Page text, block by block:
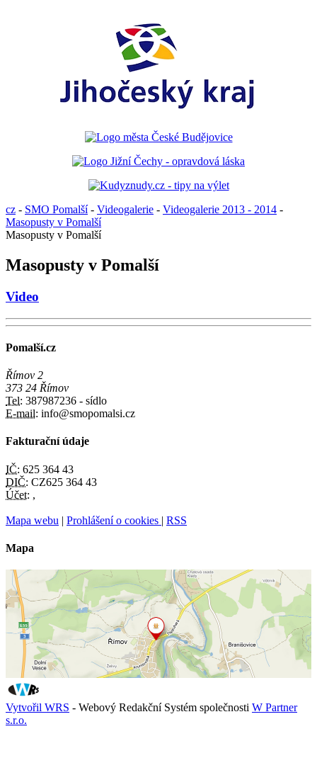
cz - SMO Pomalší- Videogalerie - Videogalerie 2013 - 2014 -
Masopusty v Pomalší
Masopusty v Pomalší
Masopusty v Pomalší
Video
Pomalší.cz
Římov 2
373 24 Římov
Tel: 387987236 - sídlo
E-mail: info@smopomalsi.cz
Fakturační údaje
IČ: 625 364 43
DIČ: CZ625 364 43
Účet: ,
Mapa webu | Prohlášení o cookies | RSS
Mapa
Vytvořil WRS - Webový Redakční Systém společnosti W Partner
s.r.o.